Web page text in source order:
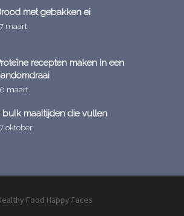
met gebakken ei
maart
recepten maken in een
maart
bulk maaltijden die vullen
oktober
Food Happy Faces